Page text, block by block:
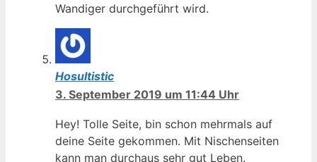
Wandiger durchgeführt wird.
Hosultistic
3. September 2019 um 11:44 Uhr
Hey! Tolle Seite, bin schon mehrmals auf
deine Seite gekommen. Mit Nischenseiten
kann man durchaus sehr gut Leben.